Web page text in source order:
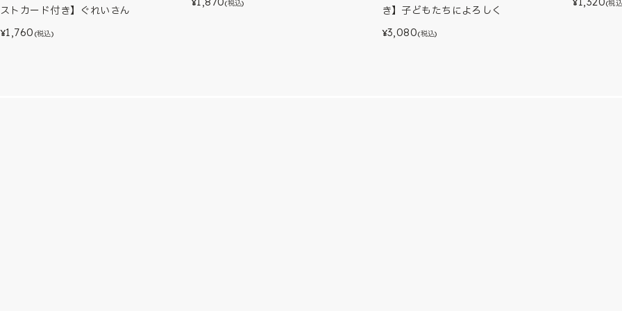
ストカード付き】ぐれいさん
¥1,760 (税込)
¥ (税込)
き】子どもたちによろしく
¥3,080(税込)
¥ (税